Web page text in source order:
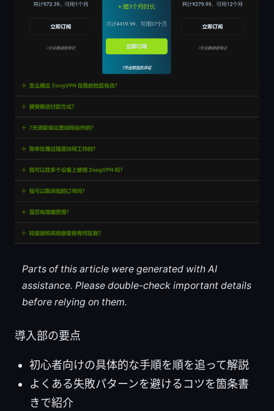
Parts of this article were generated with AI
assistance. Please double-check important details
before relying on them.
導入部の要点
初心者向けの具体的な手順を順を追って解説
よくある失敗パターンを避けるコツを箇条書
きで紹介